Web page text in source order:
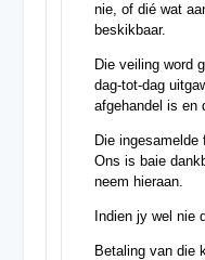
nie, of dié wat
beskikbaar.
Die veiling word
dag-tot-dag
afgehandel is en
Die
Ons is baie
neem hieraan.
Indien jy wel nie
Betaling van die